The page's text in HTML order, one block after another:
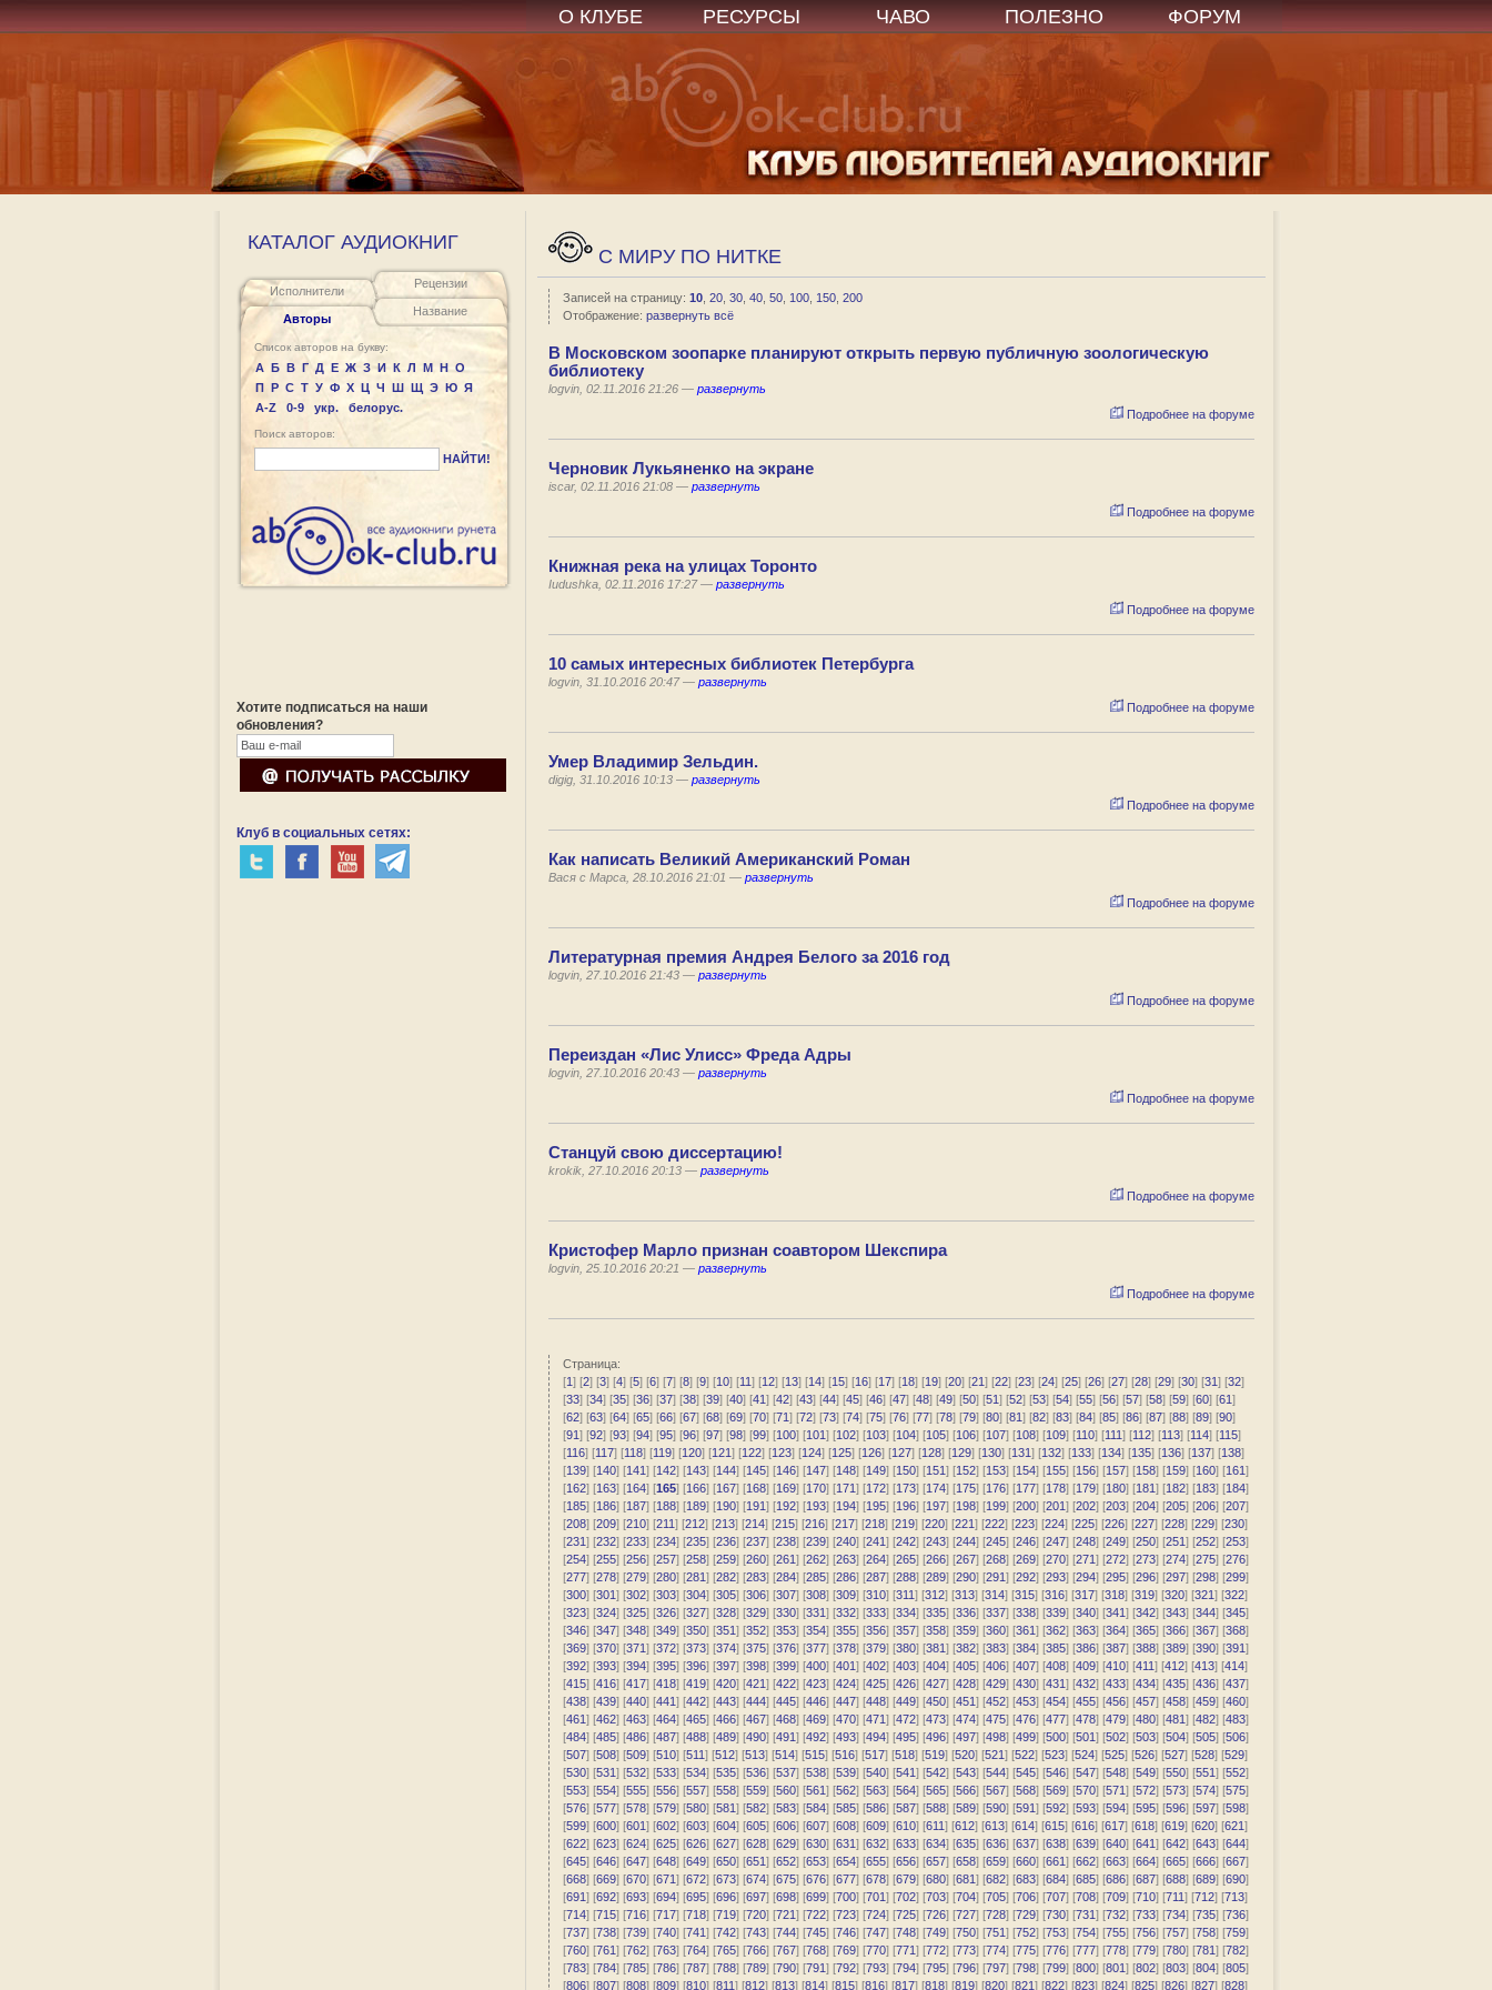
О КЛУБЕ РЕСУРСЫ ЧАВО ПОЛЕЗНО ФОРУМ
КАТАЛОГ АУДИОКНИГ
Исполнители
Авторы
Рецензии
Название
Список авторов на букву:
А Б В Г Д Е Ж З И К Л М Н О
П Р С Т У Ф Х Ц Ч Ш Щ Э Ю Я
A-Z
0-9 укр. белорус.
Поиск авторов:
НАЙТИ!
Хотите подписаться на наши
обновления?
Клуб в социальных сетях:
C МИРУ ПО НИТКЕ
Записей на страницу: 10, 20, 30, 40, 50, 100, 150, 200
Отображение: развернуть всё
В Московском зоопарке планируют открыть первую публичную зоологическую
библиотеку
logvin, 02.11.2016 21:26 — развернуть
Подробнее на форуме
Черновик Лукьяненко на экране
iscar, 02.11.2016 21:08 — развернуть
Подробнее на форуме
Книжная река на улицах Торонто
Iudushka, 02.11.2016 17:27 — развернуть
Подробнее на форуме
10 самых интересных библиотек Петербурга
logvin, 31.10.2016 20:47 — развернуть
Подробнее на форуме
Умер Владимир Зельдин.
digig, 31.10.2016 10:13 — развернуть
Подробнее на форуме
Как написать Великий Американский Роман
Вася с Марса, 28.10.2016 21:01 — развернуть
Подробнее на форуме
Литературная премия Андрея Белого за 2016 год
logvin, 27.10.2016 21:43 — развернуть
Подробнее на форуме
Переиздан «Лис Улисс» Фреда Адры
logvin, 27.10.2016 20:43 — развернуть
Подробнее на форуме
Станцуй свою диссертацию!
krokik, 27.10.2016 20:13 — развернуть
Подробнее на форуме
Кристофер Марло признан соавтором Шекспира
logvin, 25.10.2016 20:21 — развернуть
Подробнее на форуме
Страница:
[1] [2] [3] [4] [5] [6] [7] [8] [9] [10] [11] [12] [13] [14] [15] [16] [17] [18] [19] [20] [21] [22] [23] [24] [25] [26] [27] [28] [29] [30] [31] [32]
[33] [34] [35] [36] [37] [38] [39] [40] [41] [42] [43] [44] [45] [46] [47] [48] [49] [50] [51] [52] [53] [54] [55] [56] [57] [58] [59] [60] [61]
[62] [63] [64] [65] [66] [67] [68] [69] [70] [71] [72] [73] [74] [75] [76] [77] [78] [79] [80] [81] [82] [83] [84] [85] [86] [87] [88] [89] [90]
[91] [92] [93] [94] [95] [96] [97] [98] [99] [100] [101] [102] [103] [104] [105] [106] [107] [108] [109] [110] [111] [112] [113] [114] [115]
[116] [117] [118] [119] [120] [121] [122] [123] [124] [125] [126] [127] [128] [129] [130] [131] [132] [133] [134] [135] [136] [137] [138]
[139] [140] [141] [142] [143] [144] [145] [146] [147] [148] [149] [150] [151] [152] [153] [154] [155] [156] [157] [158] [159] [160] [161]
[162] [163] [164] [165] [166] [167] [168] [169] [170] [171] [172] [173] [174] [175] [176] [177] [178] [179] [180] [181] [182] [183] [184]
[185] [186] [187] [188] [189] [190] [191] [192] [193] [194] [195] [196] [197] [198] [199] [200] [201] [202] [203] [204] [205] [206] [207]
[208] [209] [210] [211] [212] [213] [214] [215] [216] [217] [218] [219] [220] [221] [222] [223] [224] [225] [226] [227] [228] [229] [230]
[231] [232] [233] [234] [235] [236] [237] [238] [239] [240] [241] [242] [243] [244] [245] [246] [247] [248] [249] [250] [251] [252] [253]
[254] [255] [256] [257] [258] [259] [260] [261] [262] [263] [264] [265] [266] [267] [268] [269] [270] [271] [272] [273] [274] [275] [276]
[277] [278] [279] [280] [281] [282] [283] [284] [285] [286] [287] [288] [289] [290] [291] [292] [293] [294] [295] [296] [297] [298] [299]
[300] [301] [302] [303] [304] [305] [306] [307] [308] [309] [310] [311] [312] [313] [314] [315] [316] [317] [318] [319] [320] [321] [322]
[323] [324] [325] [326] [327] [328] [329] [330] [331] [332] [333] [334] [335] [336] [337] [338] [339] [340] [341] [342] [343] [344] [345]
[346] [347] [348] [349] [350] [351] [352] [353] [354] [355] [356] [357] [358] [359] [360] [361] [362] [363] [364] [365] [366] [367] [368]
[369] [370] [371] [372] [373] [374] [375] [376] [377] [378] [379] [380] [381] [382] [383] [384] [385] [386] [387] [388] [389] [390] [391]
[392] [393] [394] [395] [396] [397] [398] [399] [400] [401] [402] [403] [404] [405] [406] [407] [408] [409] [410] [411] [412] [413] [414]
[415] [416] [417] [418] [419] [420] [421] [422] [423] [424] [425] [426] [427] [428] [429] [430] [431] [432] [433] [434] [435] [436] [437]
[438] [439] [440] [441] [442] [443] [444] [445] [446] [447] [448] [449] [450] [451] [452] [453] [454] [455] [456] [457] [458] [459] [460]
[461] [462] [463] [464] [465] [466] [467] [468] [469] [470] [471] [472] [473] [474] [475] [476] [477] [478] [479] [480] [481] [482] [483]
[484] [485] [486] [487] [488] [489] [490] [491] [492] [493] [494] [495] [496] [497] [498] [499] [500] [501] [502] [503] [504] [505] [506]
[507] [508] [509] [510] [511] [512] [513] [514] [515] [516] [517] [518] [519] [520] [521] [522] [523] [524] [525] [526] [527] [528] [529]
[530] [531] [532] [533] [534] [535] [536] [537] [538] [539] [540] [541] [542] [543] [544] [545] [546] [547] [548] [549] [550] [551] [552]
[553] [554] [555] [556] [557] [558] [559] [560] [561] [562] [563] [564] [565] [566] [567] [568] [569] [570] [571] [572] [573] [574] [575]
[576] [577] [578] [579] [580] [581] [582] [583] [584] [585] [586] [587] [588] [589] [590] [591] [592] [593] [594] [595] [596] [597] [598]
[599] [600] [601] [602] [603] [604] [605] [606] [607] [608] [609] [610] [611] [612] [613] [614] [615] [616] [617] [618] [619] [620] [621]
[622] [623] [624] [625] [626] [627] [628] [629] [630] [631] [632] [633] [634] [635] [636] [637] [638] [639] [640] [641] [642] [643] [644]
[645] [646] [647] [648] [649] [650] [651] [652] [653] [654] [655] [656] [657] [658] [659] [660] [661] [662] [663] [664] [665] [666] [667]
[668] [669] [670] [671] [672] [673] [674] [675] [676] [677] [678] [679] [680] [681] [682] [683] [684] [685] [686] [687] [688] [689] [690]
[691] [692] [693] [694] [695] [696] [697] [698] [699] [700] [701] [702] [703] [704] [705] [706] [707] [708] [709] [710] [711] [712] [713]
[714] [715] [716] [717] [718] [719] [720] [721] [722] [723] [724] [725] [726] [727] [728] [729] [730] [731] [732] [733] [734] [735] [736]
[737] [738] [739] [740] [741] [742] [743] [744] [745] [746] [747] [748] [749] [750] [751] [752] [753] [754] [755] [756] [757] [758] [759]
[760] [761] [762] [763] [764] [765] [766] [767] [768] [769] [770] [771] [772] [773] [774] [775] [776] [777] [778] [779] [780] [781] [782]
[783] [784] [785] [786] [787] [788] [789] [790] [791] [792] [793] [794] [795] [796] [797] [798] [799] [800] [801] [802] [803] [804] [805]
[806] [807] [808] [809] [810] [811] [812] [813] [814] [815] [816] [817] [818] [819] [820] [821] [822] [823] [824] [825] [826] [827] [828]